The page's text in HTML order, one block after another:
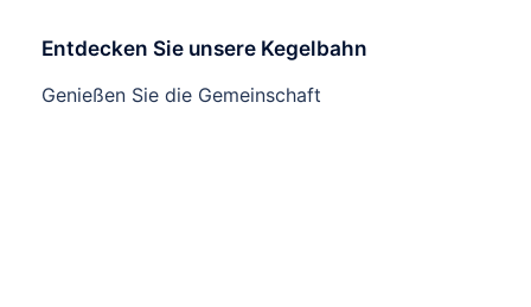
Entdecken Sie unsere Kegelbahn
Genießen Sie die Gemeinschaft